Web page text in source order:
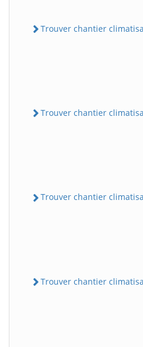
Trouver chantier
Trouver chantier
Trouver chantier
Trouver chantier